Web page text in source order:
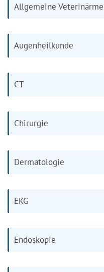
Allgemeine
Augenheilkunde
CT
Chirurgie
Dermatologie
EKG
Endoskopie